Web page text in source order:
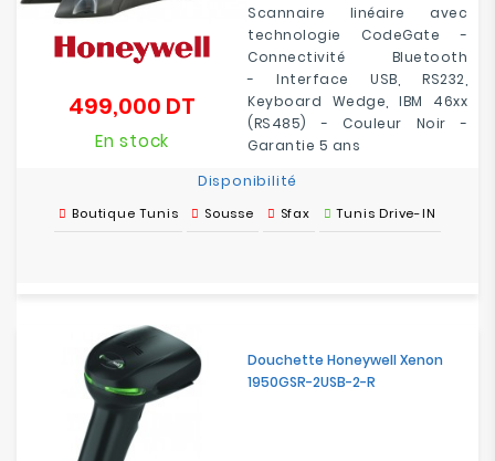
Scannaire linéaire avec
technologie CodeGate -
Connectivité Bluetooth
- Interface USB, RS232,
Keyboard Wedge, IBM 46xx
(RS485) - Couleur Noir -
Garantie 5 ans
499,000 DT
En stock
Disponibilité
Boutique Tunis Sousse Sfax Tunis Drive-IN
Douchette Honeywell Xenon
1950GSR-2USB-2-R